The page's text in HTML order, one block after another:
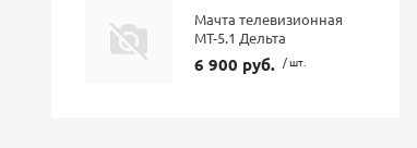
Мачта телевизионная
МТ-5.1 Дельта
6 900 руб. / шт.